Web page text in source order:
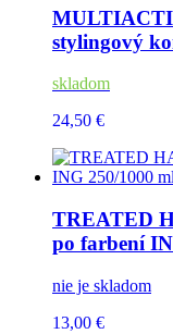
stylingový
skladom
24,50 €
TREATED
po farbení
nie je skladom
13,00 €